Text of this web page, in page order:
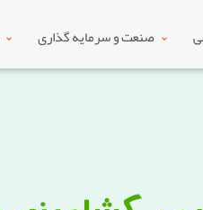
صنعت و سرمایه گذاری